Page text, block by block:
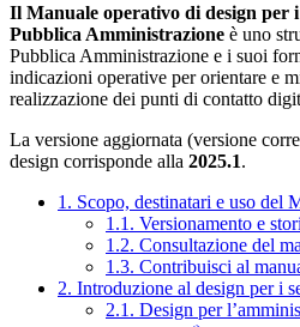
Il Manuale operativo di design per
Pubblica Amministrazione è uno
Pubblica Amministrazione e i suoi
indicazioni operative per orientare e
realizzazione dei punti di contatto
La versione aggiornata (versione
design corrisponde alla 2025.1.
1. Scopo, destinatari e uso del
1.1. Versionamento e
1.2. Consultazione del
1.3. Contribuisci al
2. Introduzione al design per i
2.1. Design per